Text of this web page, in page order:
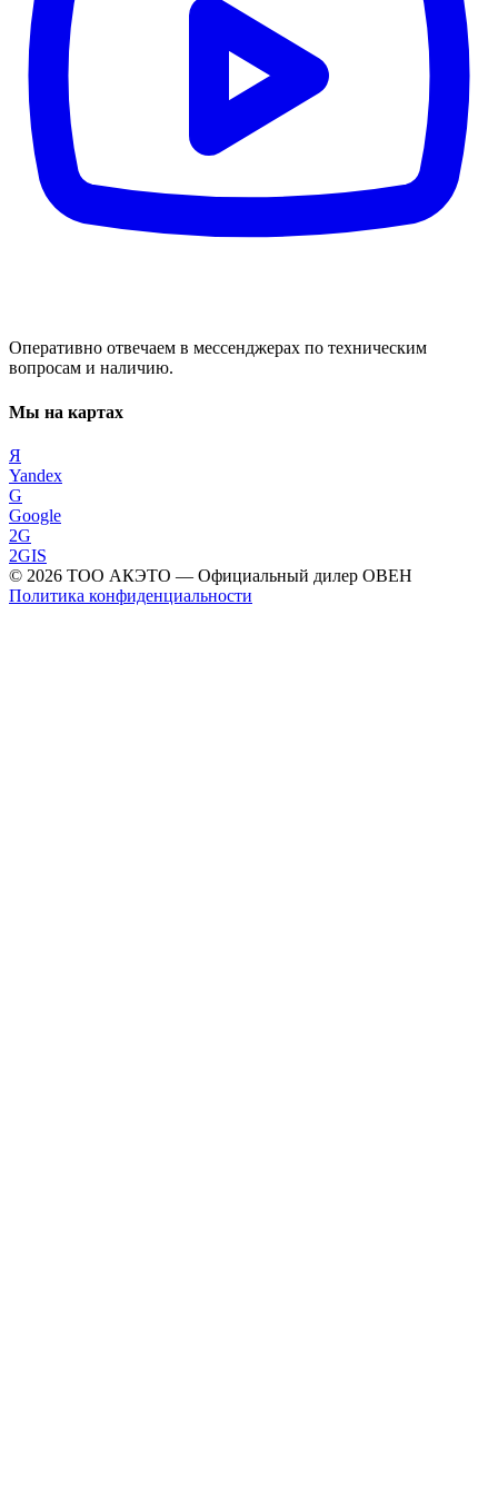
Оперативно отвечаем в мессенджерах по техническим
вопросам и наличию.
Мы на картах
Я
Yandex
G
Google
2G
2GIS
© 2026 ТОО АКЭТО — Официальный дилер ОВЕН
Политика конфиденциальности